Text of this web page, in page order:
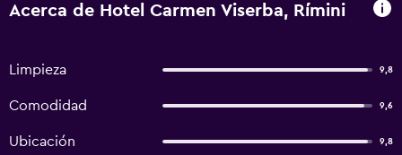
Acerca de Hotel Carmen Viserba, Rímini
Limpieza 9,8
Comodidad 9,6
Ubicación 9,8